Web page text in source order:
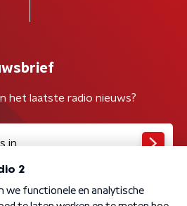
het laatste radio nieuws?